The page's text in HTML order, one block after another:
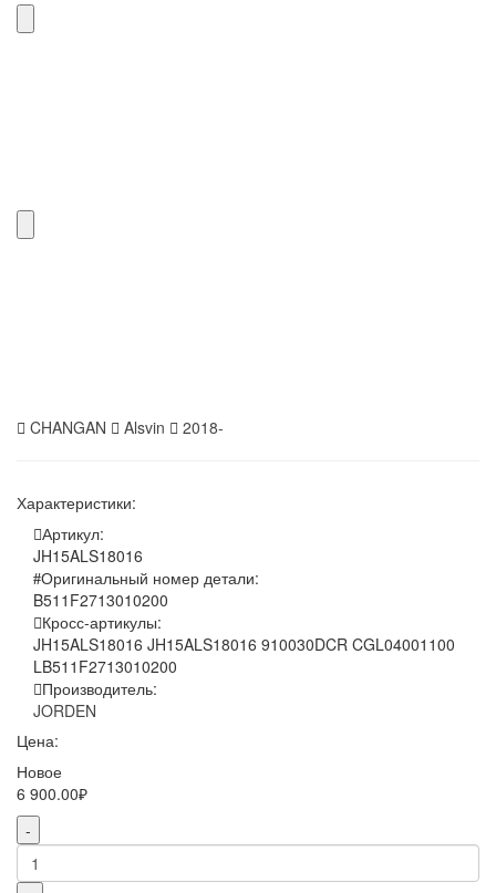
CHANGAN Alsvin 2018-
Характеристики:
Артикул:
JH15ALS18016
Оригинальный номер детали:
B511F2713010200
Кросс-артикулы:
JH15ALS18016 JH15ALS18016 910030DCR CGL04001100
LB511F2713010200
Производитель:
JORDEN
Цена:
Новое
6 900.00₽
-